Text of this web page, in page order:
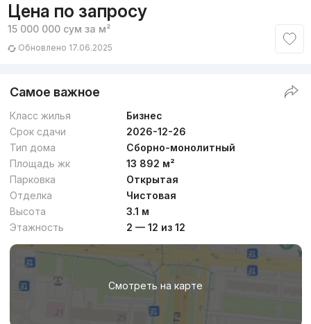
Цена по запросу
15 000 000 сум за м²
Обновлено 17.06.2025
Самое важное
Класс жилья
Бизнес
Срок сдачи
2026-12-26
Тип дома
Сборно-монолитный
Площадь жк
13 892 м²
Парковка
Открытая
Отделка
Чистовая
Высота
3.1 м
Этажность
2 — 12 из 12
Смотреть на карте